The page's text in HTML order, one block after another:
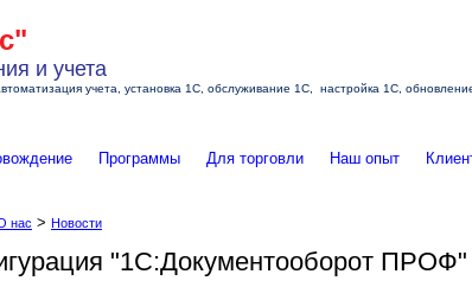
и учета
учета, установка 1С, обслуживание 1С, настройка 1С,
Программы Для торговли Наш опыт
нас > Новости
"1С:Документооборот